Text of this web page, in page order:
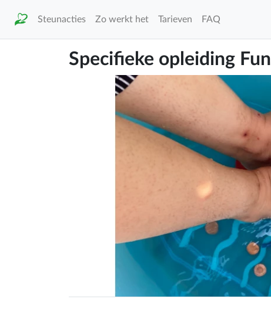
Steunacties Zo werkt het Tarieven FAQ
Specifieke opleiding